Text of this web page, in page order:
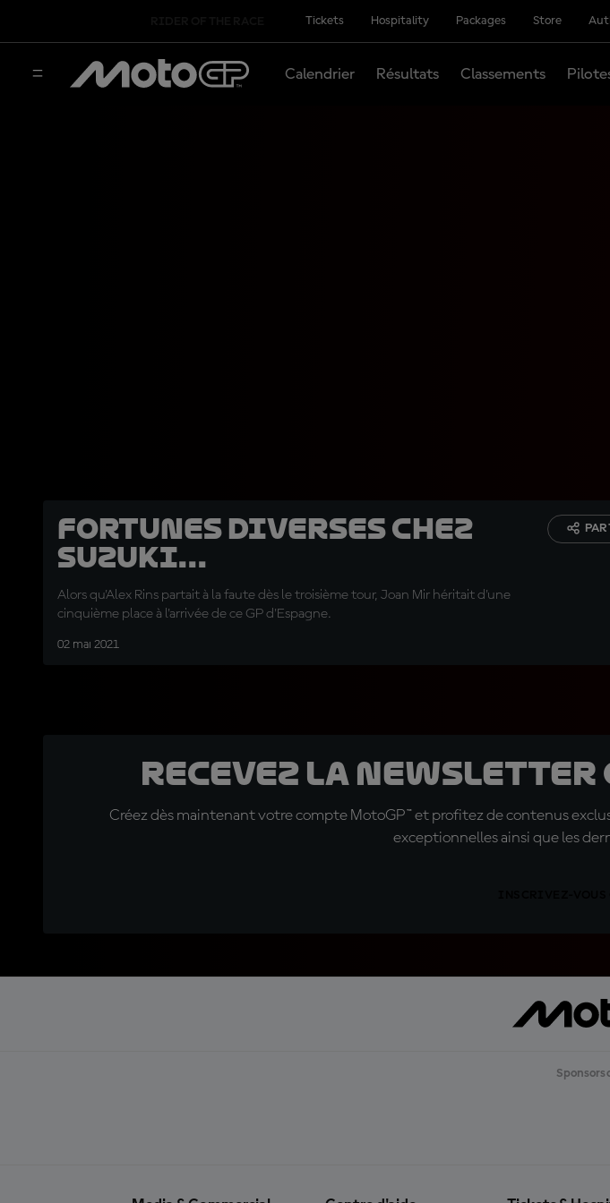
Tickets Hospitality Packages Store
Calendrier Résultats Classements
Fortunes diverses chez
Suzuki...
Alors qu'Alex Rins partait à la faute dès le troisième tour, Joan Mir héritait d'une
cinquième place à l'arrivée de ce GP d'Espagne.
02 mai 2021
Recevez la
Créez dès maintenant votre compte MotoGP™ et profitez de contenus
exceptionnelles ainsi que les
Sponsors